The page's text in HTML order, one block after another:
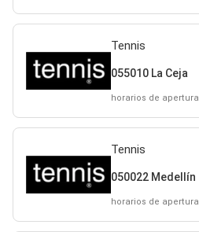
Tennis
055010 La Ceja
horarios de apertura
Tennis
050022 Medellín
horarios de apertura